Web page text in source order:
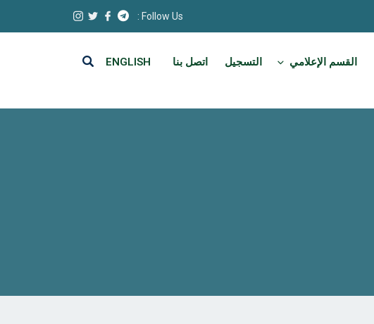
Follow Us :
القسم الإعلامي التسجيل اتصل بنا ENGLISH